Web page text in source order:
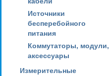
Источники
бесперебойного
питания
Коммутаторы, модули,
аксессуары
Измерительные